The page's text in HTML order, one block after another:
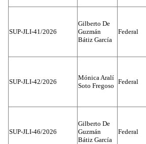
SUP-JLI-41/2026
Gilberto De
Guzmán
Bátiz García
Federal
SUP-JLI-42/2026
Mónica Aralí
Soto Fregoso
Federal
SUP-JLI-46/2026
Gilberto De
Guzmán
Bátiz García
Federal